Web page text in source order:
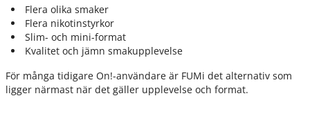
Flera olika smaker
Flera nikotinstyrkor
Slim- och mini-format
Kvalitet och jämn smakupplevelse
För många tidigare On!-användare är FUMi det alternativ som
ligger närmast när det gäller upplevelse och format.